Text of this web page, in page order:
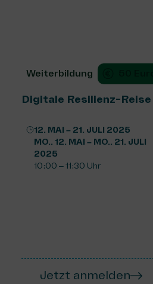
Weiterbildung
Digitale Resilienz-Reise
12. MAI – 21. JULI 2025
MO.. 12. MAI – MO.. 21. JULI
2025
10:00 – 11:30 Uhr
Jetzt anmelden